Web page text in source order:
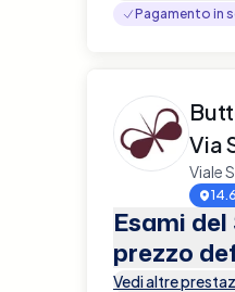
Pagamento in
Via
Viale
Esami del
prezzo
Vedi altre